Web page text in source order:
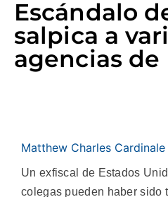
Escándalo
salpica a
agencias de
Matthew Charles Cardinale
Un exfiscal de Estados
colegas pueden haber sido